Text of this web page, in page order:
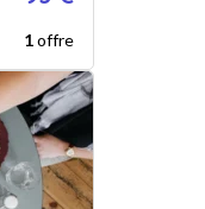
1offre